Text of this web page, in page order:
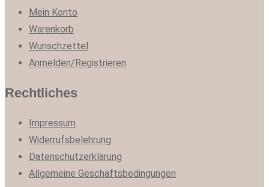
Mein Konto
Warenkorb
Wunschzettel
Anmelden/Registrieren
Rechtliches
Impressum
Widerrufsbelehrung
Datenschutzerklärung
Allgemeine Geschäftsbedingungen